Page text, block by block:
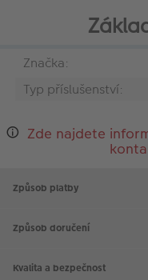
Značka:
Typ příslušenství:
Zde najdete
Způsob platby
Způsob doručení
Kvalita a bezpečnost